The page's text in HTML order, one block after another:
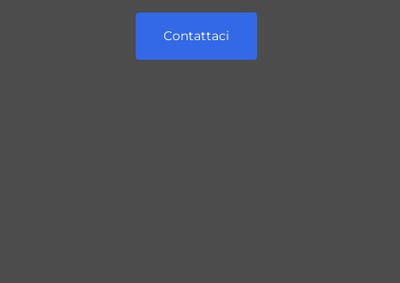
Contattaci